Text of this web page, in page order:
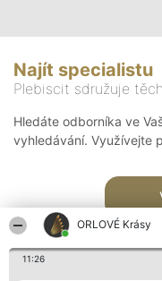
ORLOVÉ Krásy
11:26
Najít specialistu
Plebiscit sdružuje
Hledáte odborníka ve
vyhledávání. Využívejte